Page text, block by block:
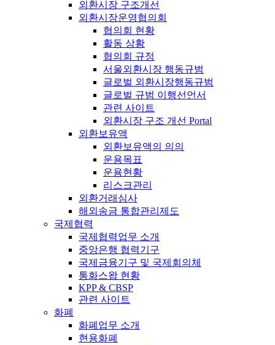
외환시장 구조개선
외환시장운영협의회
협의회 현황
활동 상황
협의회 규정
서울외환시장 행동규범
글로벌 외환시장행동규범
글로벌 규범 이행선언서
관련 사이트
외환시장 구조 개선 Portal
외환보유액
외환보유액의 의의
운용목표
운용현황
리스크관리
외환거래심사
해외송금 통합관리제도
국제협력
국제협력업무 소개
중앙은행 협력기구
국제금융기구 및 국제회의체
통화스왑 현황
KPP & CBSP
관련 사이트
화폐
화폐업무 소개
현용화폐